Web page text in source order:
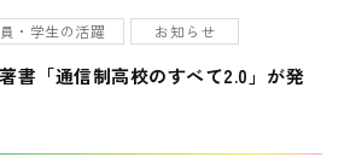
・学生の活躍 お知らせ
書「通信制高校のすべて2.0」が発